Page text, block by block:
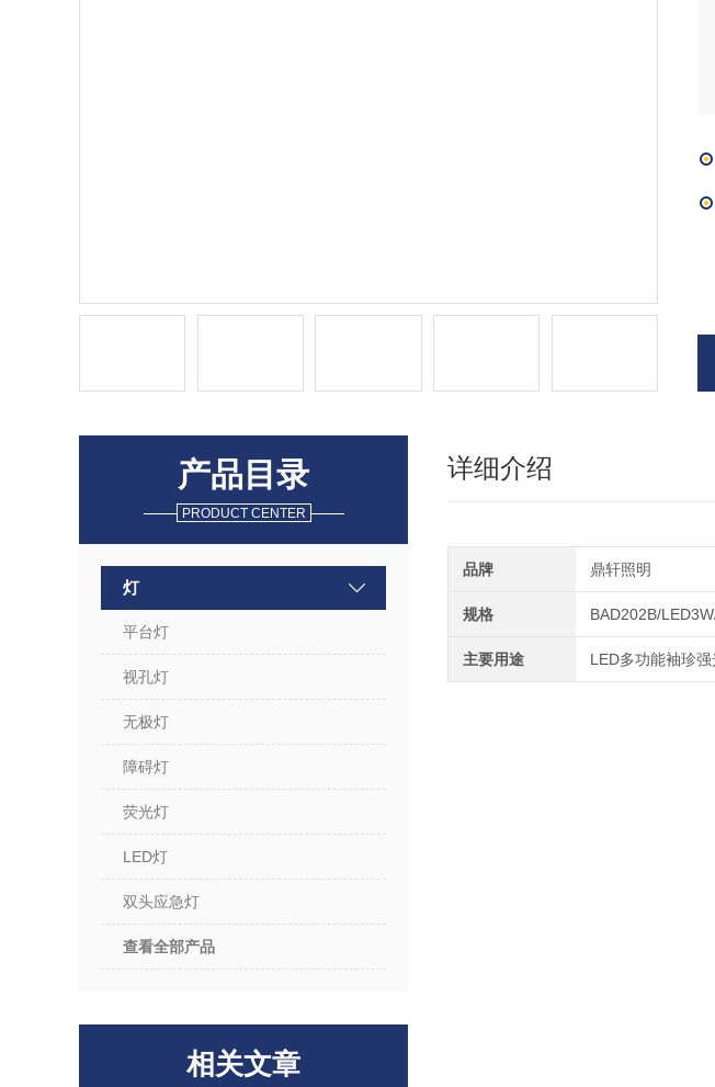
产品目录
PRODUCT CENTER
灯
平台灯
视孔灯
无极灯
障碍灯
荧光灯
LED灯
双头应急灯
查看全部产品
相关文章
详细介绍
品牌 鼎轩照明
规格 BAD202B/
主要用途 LED多功能袖珍